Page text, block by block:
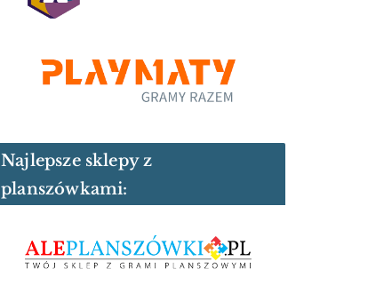
Najlepsze sklepy z
planszówkami: